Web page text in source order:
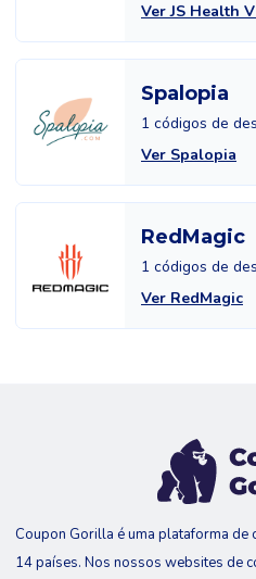
Ver JS Health
Spalopia
1 códigos de
Ver Spalopia
RedMagic
1 códigos de
Ver RedMagic
Coupon Gorilla é uma plataforma de
14 países. Nos nossos websites de